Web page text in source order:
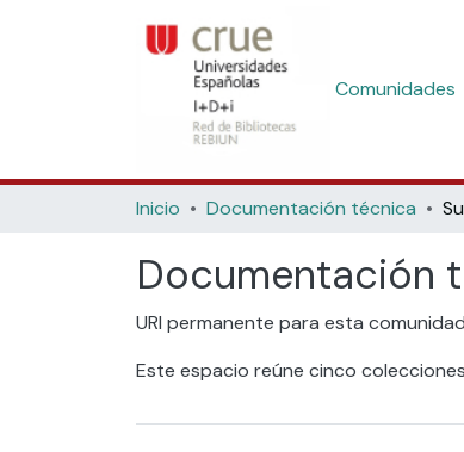
Comunidades
Inicio Documentación técnica
Documentación
URI permanente para esta comunidad
Este espacio reúne cinco